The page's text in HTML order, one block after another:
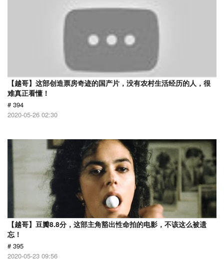
【越哥】这部创造票房奇迹的国产片，没有农村生活经历的人，很
难真正看懂！
# 394
2020-05-26 02:30
【越哥】豆瓣8.8分，这部主角豁出性命拍的电影，不该这么被遗
忘！
# 395
2020-05-23 09:56